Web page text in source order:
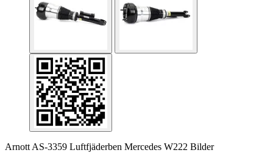
Arnott AS-3359 Luftfjäderben Mercedes W222 Bilder